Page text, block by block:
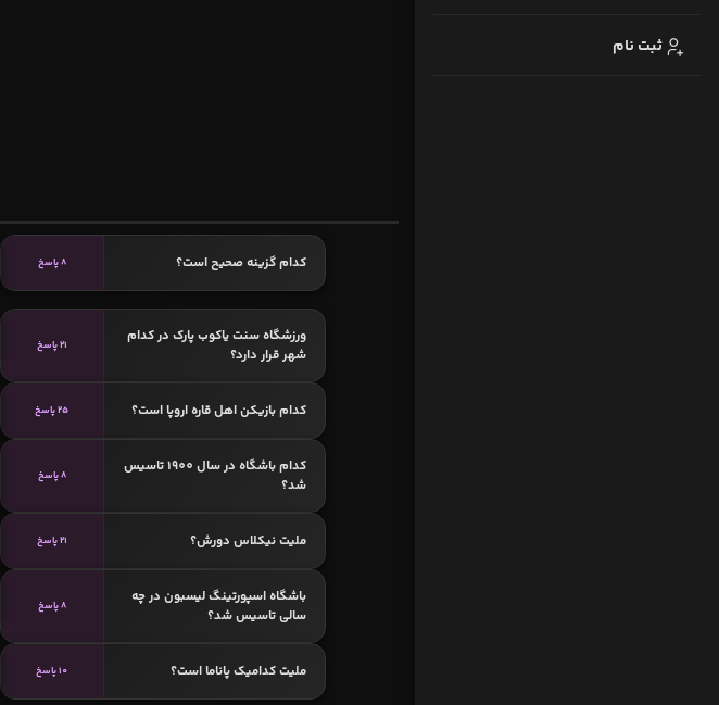
ثبت نام
کدام گزینه صحیح است؟ 8 پاسخ
ورزشگاه سنت یاکوب پارک در کدام
شهر قرار دارد؟
21 پاسخ
کدام بازیکن اهل قاره اروپا است؟ 25 پاسخ
کدام باشگاه در سال 1900 تاسیس
شد؟
8 پاسخ
ملیت نیکلاس دورش؟ 21 پاسخ
باشگاه اسپورتینگ لیسبون در چه
سالی تاسیس شد؟
8 پاسخ
ملیت کدامیک پاناما است؟ 10 پاسخ